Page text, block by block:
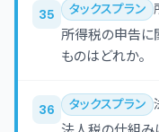
35 タックスプラン
所得税の申告に
ものはどれか。
36 タックスプラン